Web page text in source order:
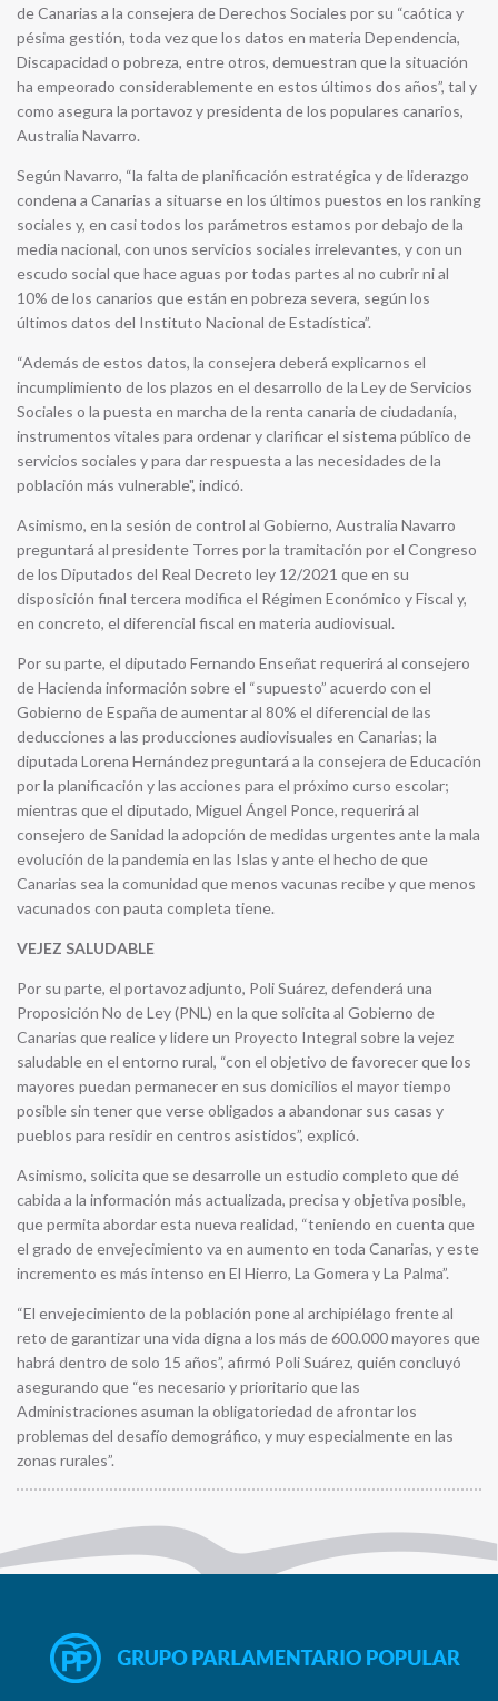
de Canarias a la consejera de Derechos Sociales por su “caótica y
pésima gestión, toda vez que los datos en materia Dependencia,
Discapacidad o pobreza, entre otros, demuestran que la situación
ha empeorado considerablemente en estos últimos dos años”, tal y
como asegura la portavoz y presidenta de los populares canarios,
Australia Navarro.
Según Navarro, “la falta de planificación estratégica y de liderazgo
condena a Canarias a situarse en los últimos puestos en los ranking
sociales y, en casi todos los parámetros estamos por debajo de la
media nacional, con unos servicios sociales irrelevantes, y con un
escudo social que hace aguas por todas partes al no cubrir ni al
10% de los canarios que están en pobreza severa, según los
últimos datos del Instituto Nacional de Estadística”.
“Además de estos datos, la consejera deberá explicarnos el
incumplimiento de los plazos en el desarrollo de la Ley de Servicios
Sociales o la puesta en marcha de la renta canaria de ciudadanía,
instrumentos vitales para ordenar y clarificar el sistema público de
servicios sociales y para dar respuesta a las necesidades de la
población más vulnerable", indicó.
Asimismo, en la sesión de control al Gobierno, Australia Navarro
preguntará al presidente Torres por la tramitación por el Congreso
de los Diputados del Real Decreto ley 12/2021 que en su
disposición final tercera modifica el Régimen Económico y Fiscal y,
en concreto, el diferencial fiscal en materia audiovisual.
Por su parte, el diputado Fernando Enseñat requerirá al consejero
de Hacienda información sobre el “supuesto” acuerdo con el
Gobierno de España de aumentar al 80% el diferencial de las
deducciones a las producciones audiovisuales en Canarias; la
diputada Lorena Hernández preguntará a la consejera de Educación
por la planificación y las acciones para el próximo curso escolar;
mientras que el diputado, Miguel Ángel Ponce, requerirá al
consejero de Sanidad la adopción de medidas urgentes ante la mala
evolución de la pandemia en las Islas y ante el hecho de que
Canarias sea la comunidad que menos vacunas recibe y que menos
vacunados con pauta completa tiene.
VEJEZ SALUDABLE
Por su parte, el portavoz adjunto, Poli Suárez, defenderá una
Proposición No de Ley (PNL) en la que solicita al Gobierno de
Canarias que realice y lidere un Proyecto Integral sobre la vejez
saludable en el entorno rural, “con el objetivo de favorecer que los
mayores puedan permanecer en sus domicilios el mayor tiempo
posible sin tener que verse obligados a abandonar sus casas y
pueblos para residir en centros asistidos”, explicó.
Asimismo, solicita que se desarrolle un estudio completo que dé
cabida a la información más actualizada, precisa y objetiva posible,
que permita abordar esta nueva realidad, “teniendo en cuenta que
el grado de envejecimiento va en aumento en toda Canarias, y este
incremento es más intenso en El Hierro, La Gomera y La Palma”.
“El envejecimiento de la población pone al archipiélago frente al
reto de garantizar una vida digna a los más de 600.000 mayores que
habrá dentro de solo 15 años”, afirmó Poli Suárez, quién concluyó
asegurando que “es necesario y prioritario que las
Administraciones asuman la obligatoriedad de afrontar los
problemas del desafío demográfico, y muy especialmente en las
zonas rurales”.